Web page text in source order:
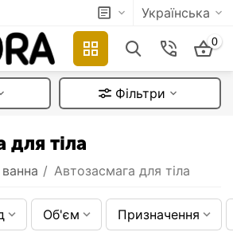
Українська
0
Фільтри
для тіла
/ Автозасмага для тіла
Об'єм Призначення